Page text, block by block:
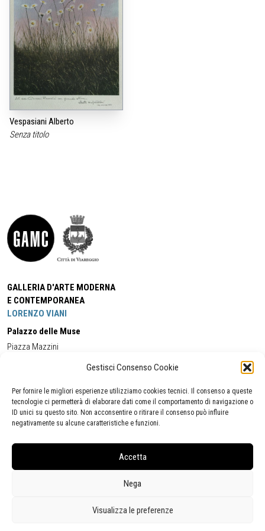
Gestisci Consenso Cookie
Per fornire le migliori esperienze utilizziamo cookies tecnici. Il consenso a queste
tecnologie ci permetterà di elaborare dati come il comportamento di navigazione o
ID unici su questo sito. Non acconsentire o ritirare il consenso può influire
negativamente su alcune caratteristiche e funzioni.
Accetta
Nega
Visualizza le preferenze
Vespasiani Alberto
Senza titolo
GALLERIA D'ARTE MODERNA
E CONTEMPORANEA
LORENZO VIANI
Palazzo delle Muse
Piazza Mazzini
Cell:+39 338 5714978 (orario apertura Galleria)
Tel:
+39 0584 944580
(orario 09.00/13.00)
Email:gamc@comune.viareggio.lu.it
Segnalazione di inaccessibilità